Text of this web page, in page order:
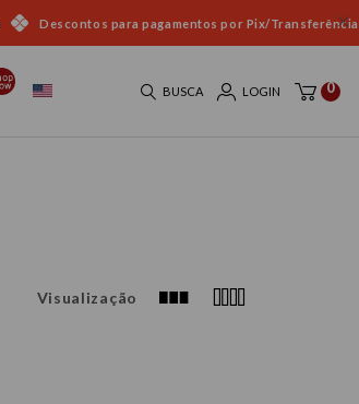
Descontos para pagamentos por Pix/Transferência
BUSCA LOGIN 0
Visualização